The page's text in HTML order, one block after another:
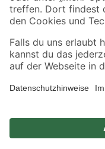
Alle Preisangaben in EUR inkl.
Umständen nicht in allen Märkten
Produkte nur solange der Vorrat
*Paketversand ab 59 €
Nutzungsbedingungen